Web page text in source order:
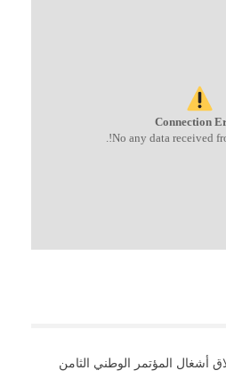
Connection
No any data received
أشغال المؤتمر الوطني الثامن